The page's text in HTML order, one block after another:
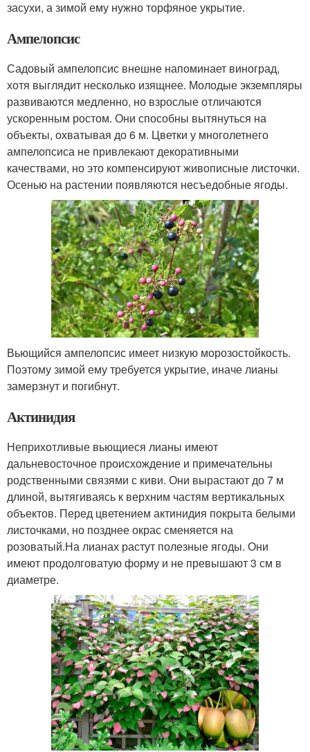
засухи, а зимой ему нужно торфяное укрытие.
Ампелопсис
Садовый ампелопсис внешне напоминает виноград,
хотя выглядит несколько изящнее. Молодые экземпляры
развиваются медленно, но взрослые отличаются
ускоренным ростом. Они способны вытянуться на
объекты, охватывая до 6 м. Цветки у многолетнего
ампелопсиса не привлекают декоративными
качествами, но это компенсируют живописные листочки.
Осенью на растении появляются несъедобные ягоды.
Вьющийся ампелопсис имеет низкую морозостойкость.
Поэтому зимой ему требуется укрытие, иначе лианы
замерзнут и погибнут.
Актинидия
Неприхотливые вьющиеся лианы имеют
дальневосточное происхождение и примечательны
родственными связями с киви. Они вырастают до 7 м
длиной, вытягиваясь к верхним частям вертикальных
объектов. Перед цветением актинидия покрыта белыми
листочками, но позднее окрас сменяется на
розоватый.На лианах растут полезные ягоды. Они
имеют продолговатую форму и не превышают 3 см в
диаметре.